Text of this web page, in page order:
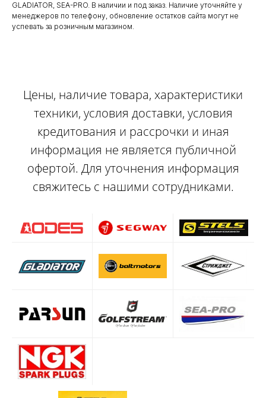
GLADIATOR, SEA-PRO. В наличии и под заказ. Наличие уточняйте у
менеджеров по телефону, обновление остатков сайта могут не
успевать за розничным магазином.
Цены, наличие товара, характеристики
техники, условия доставки, условия
кредитования и рассрочки и иная
информация не является публичной
офертой. Для уточнения информация
свяжитесь с нашими сотрудниками.